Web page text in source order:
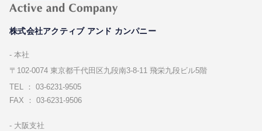
株式会社アクティブ アンド カンパニー
本社
〒102-0074 東京都千代⽥区九段南3-8-11 飛栄九段ビル5階
TEL ： 03-6231-9505
FAX ： 03-6231-9506
⼤阪⽀社